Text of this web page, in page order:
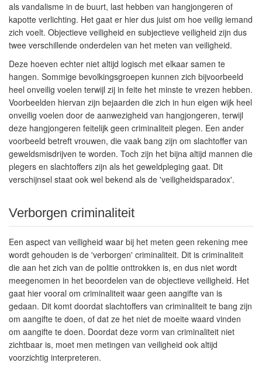
als vandalisme in de buurt, last hebben van hangjongeren of
kapotte verlichting. Het gaat er hier dus juist om hoe veilig iemand
zich voelt. Objectieve veiligheid en subjectieve veiligheid zijn dus
twee verschillende onderdelen van het meten van veiligheid.
Deze hoeven echter niet altijd logisch met elkaar samen te
hangen. Sommige bevolkingsgroepen kunnen zich bijvoorbeeld
heel onveilig voelen terwijl zij in feite het minste te vrezen hebben.
Voorbeelden hiervan zijn bejaarden die zich in hun eigen wijk heel
onveilig voelen door de aanwezigheid van hangjongeren, terwijl
deze hangjongeren feitelijk geen criminaliteit plegen. Een ander
voorbeeld betreft vrouwen, die vaak bang zijn om slachtoffer van
geweldsmisdrijven te worden. Toch zijn het bijna altijd mannen die
plegers en slachtoffers zijn als het geweldpleging gaat. Dit
verschijnsel staat ook wel bekend als de 'veiligheidsparadox'.
Verborgen criminaliteit
Een aspect van veiligheid waar bij het meten geen rekening mee
wordt gehouden is de 'verborgen' criminaliteit. Dit is criminaliteit
die aan het zich van de politie onttrokken is, en dus niet wordt
meegenomen in het beoordelen van de objectieve veiligheid. Het
gaat hier vooral om criminaliteit waar geen aangifte van is
gedaan. Dit komt doordat slachtoffers van criminaliteit te bang zijn
om aangifte te doen, of dat ze het niet de moeite waard vinden
om aangifte te doen. Doordat deze vorm van criminaliteit niet
zichtbaar is, moet men metingen van veiligheid ook altijd
voorzichtig interpreteren.